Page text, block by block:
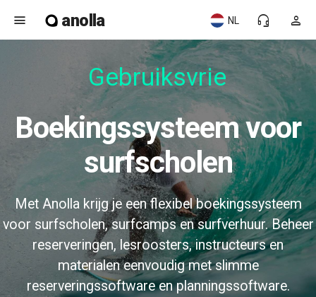
menu anolla person
headset_mic
NL
Gebruiksvriend
Boekingssysteem voor
surfscholen
Met Anolla krijg je een flexibel boekingssysteem
voor surfscholen, surfcamps en surfverhuur. Beheer
reserveringen, lesroosters, instructeurs en
materialen eenvoudig met slimme
reserveringssoftware en planningssoftware.